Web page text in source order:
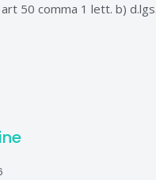
50 comma 1 lett. b)